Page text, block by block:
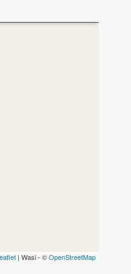
| Wasi - ©OpenStreetMap